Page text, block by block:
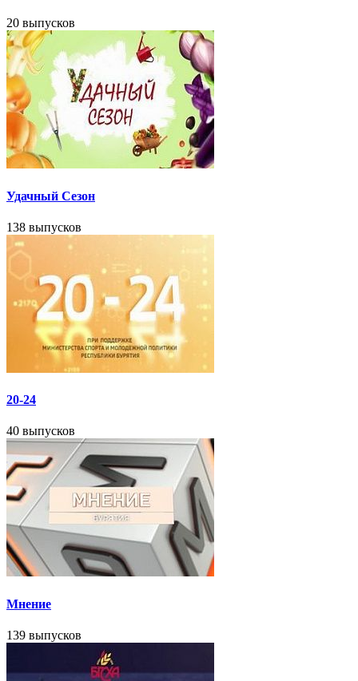
20 выпусков
Удачный Сезон
138 выпусков
20-24
40 выпусков
Мнение
139 выпусков